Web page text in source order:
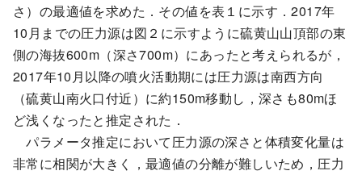
さ）の最適値を求めた．その値を表１に示す．2017年
10月までの圧力源は図２に示すように硫黄山山頂部の東
側の海抜600m（深さ700m）にあったと考えられるが，
2017年10月以降の噴火活動期には圧力源は南西方向
（硫黄山南火口付近）に約150m移動し，深さも80mほ
ど浅くなったと推定された．
パラメータ推定において圧力源の深さと体積変化量は
非常に相関が大きく，最適値の分離が難しいため，圧力